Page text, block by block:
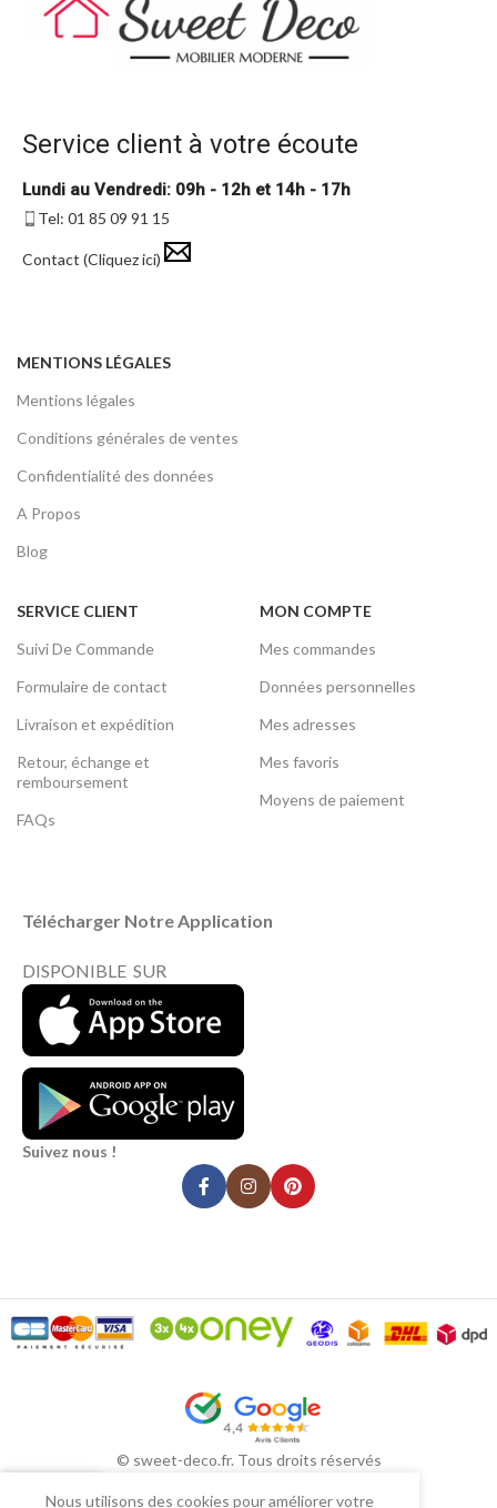
Service client à votre écoute
Lundi au Vendredi: 09h - 12h et 14h - 17h
Tel: 01 85 09 91 15
Contact (Cliquez ici)
MENTIONS LÉGALES
Mentions légales
Conditions générales de ventes
Confidentialité des données
A Propos
Blog
SERVICE CLIENT
Suivi De Commande
Formulaire de contact
Livraison et expédition
Retour, échange et
remboursement
FAQs
MON COMPTE
Mes commandes
Données personnelles
Mes adresses
Mes favoris
Moyens de paiement
Télécharger Notre Application
DISPONIBLE SUR
Suivez nous !
© sweet-deco.fr. Tous droits réservés
Nous utilisons des cookies pour améliorer votre